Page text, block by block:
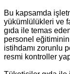
Bu kapsamda
yükümlülükleri ve
gıda ile temas
personel
istihdamı zorunlu
resmi kontroller